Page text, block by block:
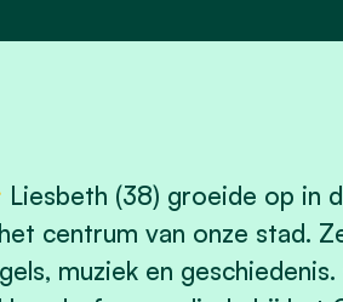
(38) groeide op in
centrum van onze stad.
muziek en